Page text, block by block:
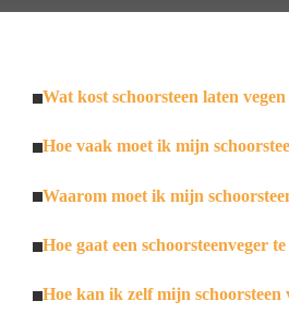
Wat kost schoorsteen laten
Hoe vaak moet ik mijn
Waarom moet ik mijn
Hoe gaat een schoorsteenveger
Hoe kan ik zelf mijn schoorsteen